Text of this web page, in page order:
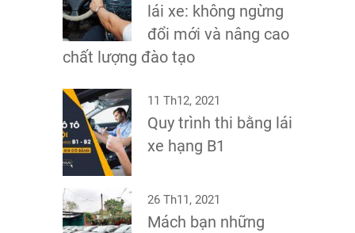
lái xe: không ngừng
đổi mới và nâng cao
chất lượng đào tạo
11 Th12, 2021
Quy trình thi bằng lái
xe hạng B1
26 Th11, 2021
Mách bạn những